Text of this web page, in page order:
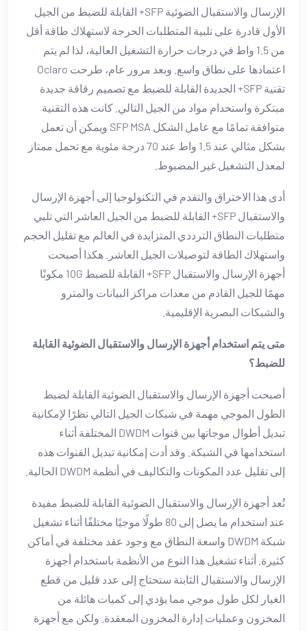
الإرسال والاستقبال الضوئية SFP+ القابلة للضبط من الجيل
الأول قادرة على تلبية المتطلبات الحرجة لاستهلاك طاقة أقل
من 1.5 واط في درجات حرارة التشغيل العالية، لذا لم يتم
اعتمادها على نطاق واسع. وبعد مرور عام، طرحت Oclaro
تقنية SFP+ الجديدة القابلة للضبط مع تصميم رقاقة جديدة
مبتكرة واستخدام مواد من الجيل التالي. كانت هذه التقنية
متوافقة تمامًا مع عامل الشكل SFP MSA ويمكن أن تعمل
بشكل مثالي عند 1.5 واط عند 70 درجة مئوية مع تحمل ممتاز
لمعدل التشغيل غير المضبوط.
أدى هذا الاختراق والتقدم في التكنولوجيا إلى أجهزة الإرسال
والاستقبال SFP+ القابلة للضبط من الجيل العاشر التي تلبي
متطلبات النطاق الترددي المتزايدة في العالم مع تقليل الحجم
واستهلاك الطاقة لتوصيلات الجيل العاشر. هكذا أصبحت
أجهزة الإرسال والاستقبال SFP+ القابلة للضبط 10G مكونًا
مهمًا للجيل القادم من معدات مراكز البيانات والمترو
والشبكات البصرية الإقليمية.
متى يتم استخدام أجهزة الإرسال والاستقبال الضوئية القابلة
للضبط؟
أصبحت أجهزة الإرسال والاستقبال الضوئية القابلة لضبط
الطول الموجي مهمة في شبكات الجيل التالي نظرًا لإمكانية
تبديل أطوال موجاتها بين قنوات DWDM المختلفة أثناء
استخدامها في الشبكة. وقد أدت إمكانية تبديل القنوات هذه
إلى تقليل عدد المكونات والتكاليف في أنظمة DWDM الحالية.
تُعد أجهزة الإرسال والاستقبال الضوئية القابلة للضبط مفيدة
عند استخدام ما يصل إلى 80 طولًا موجيًا مختلفًا أثناء تشغيل
شبكة DWDM واسعة النطاق مع وجود عقد مختلفة في أماكن
كثيرة. أثناء تشغيل هذا النوع من الأنظمة باستخدام أجهزة
الإرسال والاستقبال الثابتة ستحتاج إلى عدد قليل من قطع
الغيار لكل طول موجي مما يؤدي إلى كميات هائلة من
المخزون وعمليات إدارة المخزون المعقدة. ولكن مع أجهزة